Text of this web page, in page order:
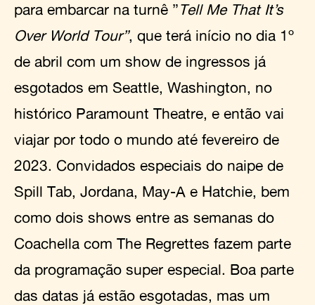
para embarcar na turnê ”Tell Me That It’s
Over World Tour”, que terá início no dia 1º
de abril com um show de ingressos já
esgotados em Seattle, Washington, no
histórico Paramount Theatre, e então vai
viajar por todo o mundo até fevereiro de
2023. Convidados especiais do naipe de
Spill Tab, Jordana, May-A e Hatchie, bem
como dois shows entre as semanas do
Coachella com The Regrettes fazem parte
da programação super especial. Boa parte
das datas já estão esgotadas, mas um